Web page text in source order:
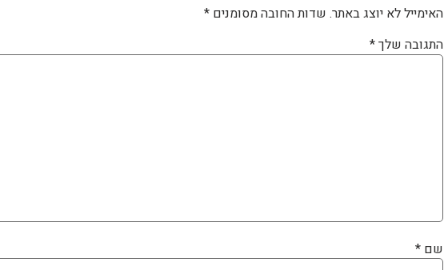
האימייל לא יוצג באתר. שדות החובה מסומנים *
התגובה שלך*
שם *